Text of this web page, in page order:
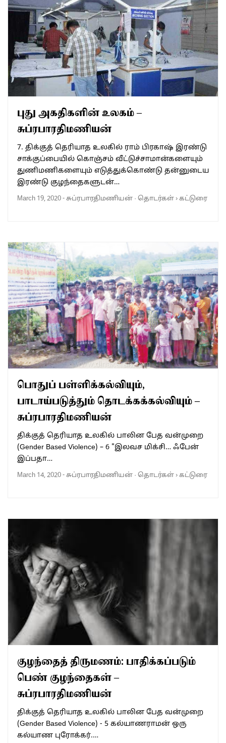
புது அகதிகளின் உலகம் –
சுப்ரபாரதிமணியன்
7. திக்குத் தெரியாத உலகில் ராம் பிரகாஷ் இரண்டு
சாக்குப்பையில் கொஞ்சம் வீட்டுச்சாமான்களையும்
துணிமணிகளையும் எடுத்துக்கொண்டு தன்னுடைய
இரண்டு குழந்தைகளுடன்…
March 19, 2020-சுப்ரபாரதிமணியன் · தொடர்கள்›கட்டுரை
பொதுப் பள்ளிக்கல்வியும்,
பாடாய்படுத்தும் தொடக்கக்கல்வியும் –
சுப்ரபாரதிமணியன்
திக்குத் தெரியாத உலகில் பாலின பேத வன்முறை
(Gender Based Violence) – 6 "இலவச மிக்சி… ஃபேன்
இப்பதா…
March 14, 2020-சுப்ரபாரதிமணியன் · தொடர்கள்›கட்டுரை
குழந்தைத் திருமணம்: பாதிக்கப்படும்
பெண் குழந்தைகள் –
சுப்ரபாரதிமணியன்
திக்குத் தெரியாத உலகில் பாலின பேத வன்முறை
(Gender Based Violence) - 5 கல்யாணராமன் ஒரு
கல்யாண புரோக்கர்.…